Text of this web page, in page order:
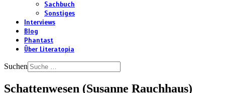
Sachbuch
Sonstiges
Interviews
Blog
Phantast
Über Literatopia
Suchen
Schattenwesen (Susanne Rauchhaus)